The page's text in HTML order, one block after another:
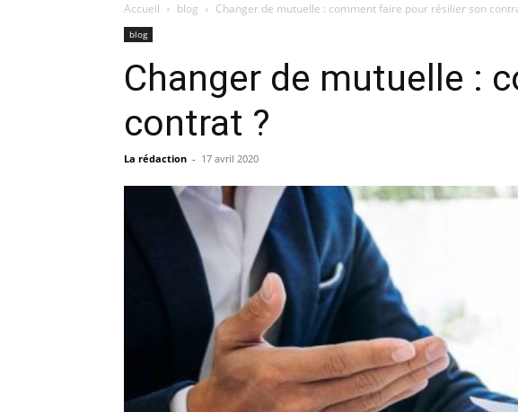
Accueil blog Changer de mutuelle : comment faire pour résilier son
blog
Changer de mutuelle :
contrat ?
La rédaction - 17 avril 2020